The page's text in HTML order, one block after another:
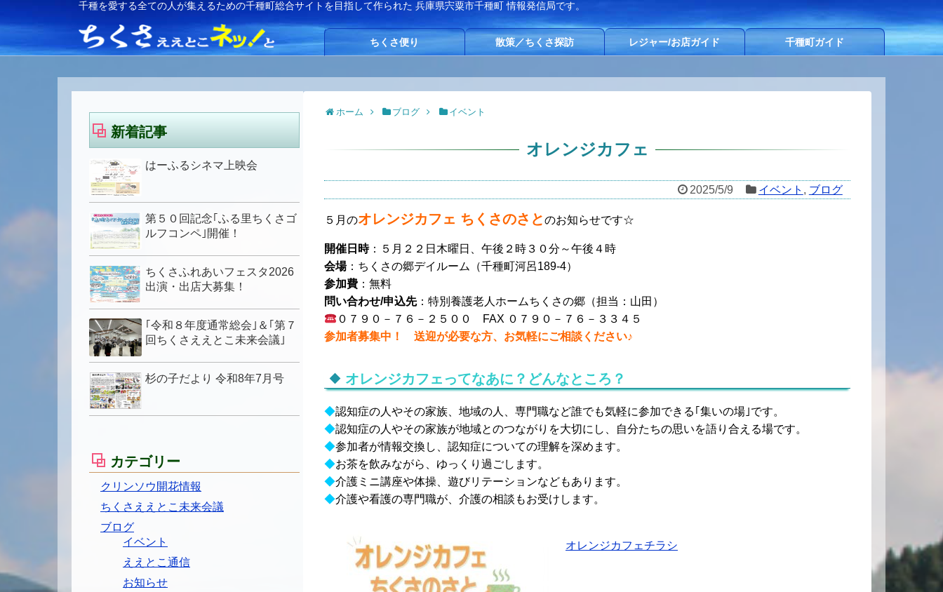
千種を愛する全ての人が集えるための千種町総合サイトを目指して作られた 兵庫県宍粟市千種町 情報発信局です。
ちくさ便り 散策／ちくさ探訪 レジャー/お店ガイド 千種町ガイド
ホーム ブログ イベント
オレンジカフェ
2025/5/9 イベント , ブログ
５月のオレンジカフェ ちくさのさとのお知らせです☆
開催日時：５月２２日木曜日、午後２時３０分～午後４時
会場：ちくさの郷デイルーム（千種町河呂189-4）
参加費 ：無料
問い合わせ/申込先：特別養護老人ホームちくさの郷（担当：山田）
０７９０－７６－２５００ FAX ０７９０－７６－３３４５
参加者募集中！ 送迎が必要な方、お気軽にご相談ください♪
オレンジカフェってなあに？どんなところ？
◆認知症の人やその家族、地域の人、専門職など誰でも気軽に参加できる｢集いの場｣です。
◆認知症の人やその家族が地域とのつながりを大切にし、自分たちの思いを語り合える場です。
◆参加者が情報交換し、認知症についての理解を深めます。
◆お茶を飲みながら、ゆっくり過ごします。
◆介護ミニ講座や体操、遊びリテーションなどもあります。
◆介護や看護の専門職が、介護の相談もお受けします。
オレンジカフェチラシ
新着記事
はーふるシネマ上映会
第５０回記念｢ふる里ちくさゴ
ルフコンペ｣開催！
ちくさふれあいフェスタ2026
出演・出店大募集！
｢令和８年度通常総会｣＆｢第７
回ちくさええとこ未来会議｣
杉の子だより 令和8年7月号
カテゴリー
クリンソウ開花情報
ちくさええとこ未来会議
ブログ
イベント
ええとこ通信
お知らせ